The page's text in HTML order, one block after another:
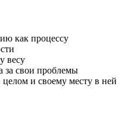
как процессу
весу
за свои проблемы
и своему месту в ней